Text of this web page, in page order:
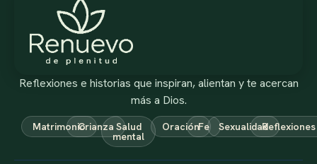
Reflexiones e historias que inspiran, alientan y te acercan
más a Dios.
MatrimonioCrianza Salud
mental
OraciónFe SexualidadReflexiones